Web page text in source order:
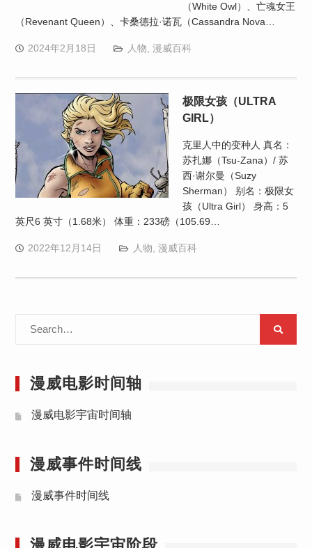
（White Owl）、亡魂女王
（Revenant Queen）、卡桑德拉·诺瓦（Cassandra Nova…
2024年2月18日 人物 漫威百科
极限女孩（ULTRA
GIRL）
克里人中的变种人 真名：
苏扎娜（Tsu-Zana）/ 苏
西·谢尔曼（Suzy
Sherman） 别名：极限女
孩（Ultra Girl） 身高：5
英尺6 英寸（1.68米） 体重：233磅（105.69…
2022年12月14日 人物 漫威百科
漫威电影时间轴
漫威电影宇宙时间轴
漫威事件时间线
漫威事件时间线